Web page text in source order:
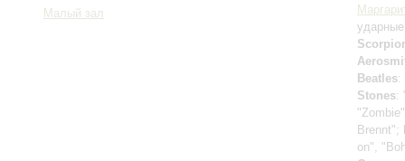
Малый зал
ударные
Beatles:
Stones:
Brennt";
on",